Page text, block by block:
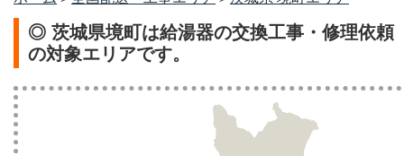
◎ 茨城県境町は給湯器の交換工事・修理依頼
の対象エリアです。